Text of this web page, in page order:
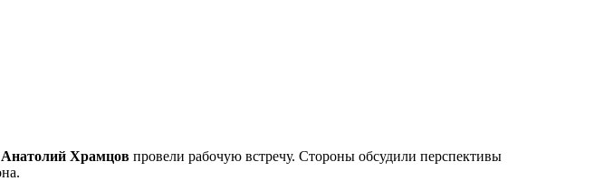
Анатолий Храмцов провели рабочую встречу. Стороны обсудили перспективы